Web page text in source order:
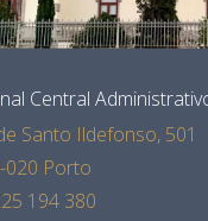
Central
Santo Ildefonso, 501
020 Porto
194 380